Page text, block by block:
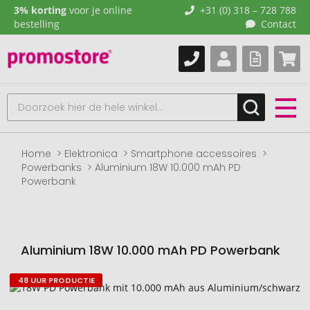
3% korting voor je online
bestelling
+31 (0) 318 – 728 788
Contact
Home Elektronica
Smartphone accessoires
Powerbanks
Aluminium 18W 10.000 mAh PD
Powerbank
Aluminium 18W 10.000 mAh PD Powerbank
Naar
48 UUR PRODUCTIE